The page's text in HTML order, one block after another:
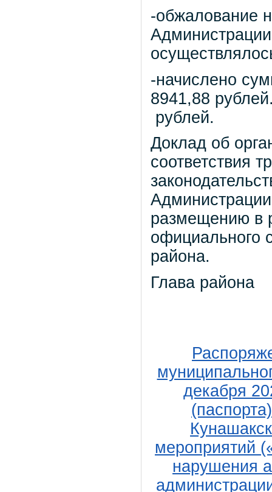
-обжалование
-начислено
8941,88
рублей.
Доклад об
соответствия
размещению в
официального
района.
декабря
мероприятий
нарушения